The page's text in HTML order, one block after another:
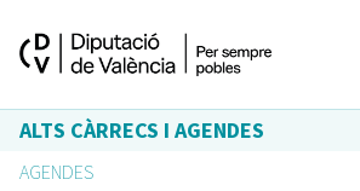
ALTS CÀRRECS I AGENDES
AGENDES